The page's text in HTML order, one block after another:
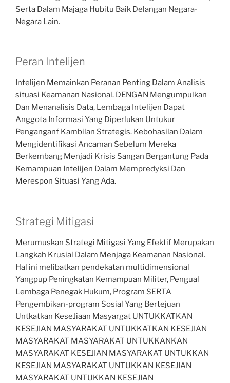
Serta Dalam Majaga Hubitu Baik Delangan Negara-
Negara Lain.
Peran Intelijen
Intelijen Memainkan Peranan Penting Dalam Analisis
situasi Keamanan Nasional. DENGAN Mengumpulkan
Dan Menanalisis Data, Lembaga Intelijen Dapat
Anggota Informasi Yang Diperlukan Untukur
Penganganf Kambilan Strategis. Kebohasilan Dalam
Mengidentifikasi Ancaman Sebelum Mereka
Berkembang Menjadi Krisis Sangan Bergantung Pada
Kemampuan Intelijen Dalam Mempredyksi Dan
Merespon Situasi Yang Ada.
Strategi Mitigasi
Merumuskan Strategi Mitigasi Yang Efektif Merupakan
Langkah Krusial Dalam Menjaga Keamanan Nasional.
Hal ini melibatkan pendekatan multidimensional
Yangpup Peningkatan Kemampuan Militer, Pengual
Lembaga Penegak Hukum, Program SERTA
Pengembikan-program Sosial Yang Bertejuan
Untkatkan KeseJiaan Masyargat UNTUKKATKAN
KESEJIAN MASYARAKAT UNTUKKATKAN KESEJIAN
MASYARAKAT MASYARAKAT UNTUKKANKAN
MASYARAKAT KESEJIAN MASYARAKAT UNTUKKAN
KESEJIAN MASYARAKAT UNTUKKAN KESEJIAN
MASYARAKAT UNTUKKAN KESEJIAN